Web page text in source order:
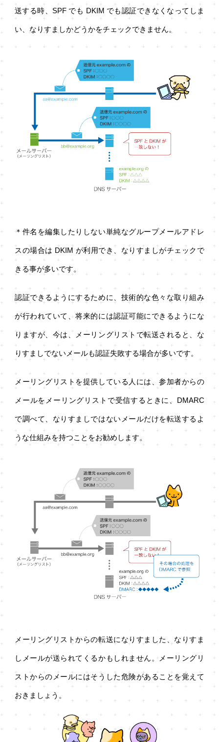
送する時、SPF でも DKIM でも認証できなくなってしま
い、なりすましかどうかをチェックできません。
＊件名を編集したりしない単純なグループメールアドレ
スの場合は DKIM が利用でき、なりすましがチェックで
きる事が多いです。
認証できるようにするために、技術的な色々な取り組み
が行われていて、将来的には認証可能にできるようにな
りますが、今は、メーリングリストで転送されると、な
りすましでないメールも認証失敗する場合が多いです。
メーリングリストを提供している人には、参加者からの
メールをメーリングリストで受信するときに、DMARC
で調べて、なりすましではないメールだけを転送するよ
うな仕組みを持つことをお勧めします。
メーリングリストからの転送になりすました、なりすま
しメールが送られてくるかもしれません。メーリングリ
ストからのメールにはそうした危険があることを覚えて
おきましょう。